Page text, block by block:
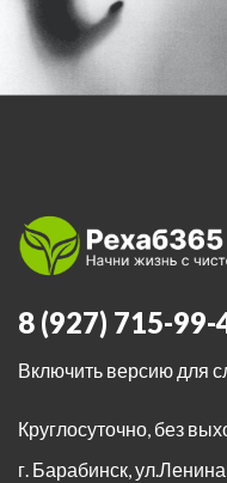
8 (927) 715-99-
Включить версию для
Круглосуточно, без
г. Барабинск,